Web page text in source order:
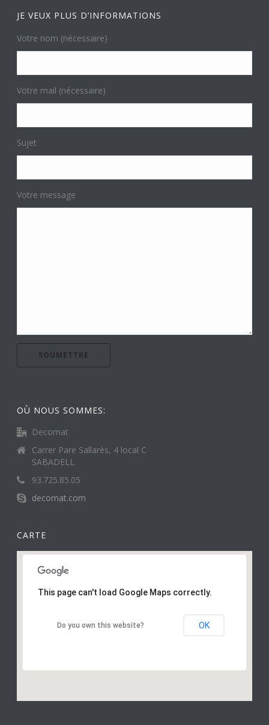
JE VEUX PLUS D’INFORMATIONS
Votre nom (nécessaire)
Votre mail (nécessaire)
Sujet
Votre message
OÙ NOUS SOMMES:
Decomat
Carrer Pare Sallarès, 4 local C
SABADELL
93.725.85.05
decomat.com
CARTE
This page can't load Google Maps correctly.
Do you own this website? OK